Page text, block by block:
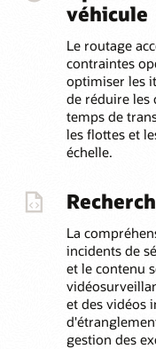
véhicule
Le routage
contraintes
optimiser les
de réduire les
temps de
les flottes et
échelle.
La
incidents de
et le contenu
et des vidéos
gestion des